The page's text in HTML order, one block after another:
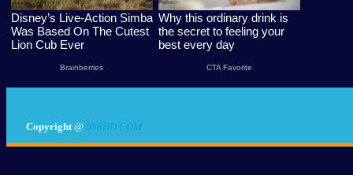
Copyright@ 038HD.COM